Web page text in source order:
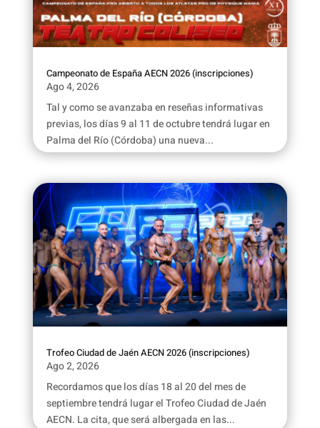
Campeonato de España AECN 2026 (inscripciones)
Ago 4, 2026
Tal y como se avanzaba en reseñas informativas
previas, los días 9 al 11 de octubre tendrá lugar en
Palma del Río (Córdoba) una nueva...
Trofeo Ciudad de Jaén AECN 2026 (inscripciones)
Ago 2, 2026
Recordamos que los días 18 al 20 del mes de
septiembre tendrá lugar el Trofeo Ciudad de Jaén
AECN. La cita, que será albergada en las...